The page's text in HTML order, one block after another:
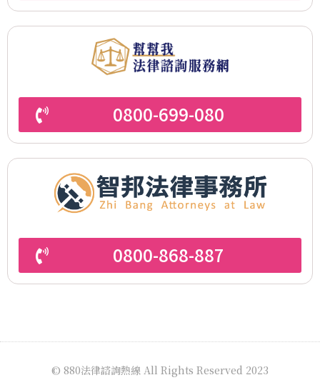
0800-699-080
0800-868-887
© 880法律諮詢熱線 All Rights Reserved 2023